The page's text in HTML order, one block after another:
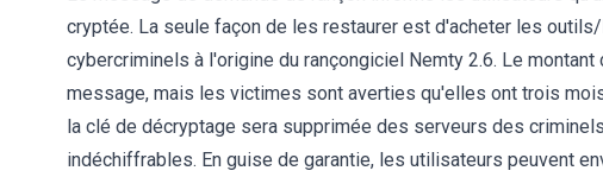
cryptée. La seule façon de les restaurer est d'acheter les
cybercriminels à l'origine du rançongiciel Nemty 2.6. Le
message, mais les victimes sont averties qu'elles ont trois
la clé de décryptage sera supprimée des serveurs des
indéchiffrables. En guise de garantie, les utilisateurs peuvent